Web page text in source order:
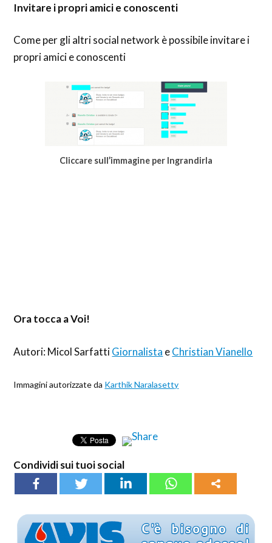
Invitare i propri amici e conoscenti
Come per gli altri social network è possibile invitare i
propri amici e conoscenti
Cliccare sull’immagine per Ingrandirla
Ora tocca a Voi!
Autori: Micol SarfattiGiornalista eChristian Vianello
Immagini autorizzate da Karthik Naralasetty
Condividi sui tuoi social